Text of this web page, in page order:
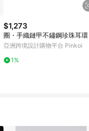
$1,273
圈・手織鏈甲不鏽鋼珍珠耳環
亞洲跨境設計購物平台 Pinkoi
1%